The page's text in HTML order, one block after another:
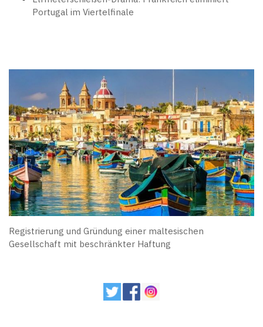
Portugal im Viertelfinale
Registrierung und Gründung einer maltesischen
Gesellschaft mit beschränkter Haftung